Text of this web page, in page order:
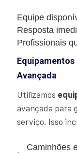
Equipe
Resposta
Profissionais
Avançada
Utilizamos
avançada para
serviço. Isso
Caminhões